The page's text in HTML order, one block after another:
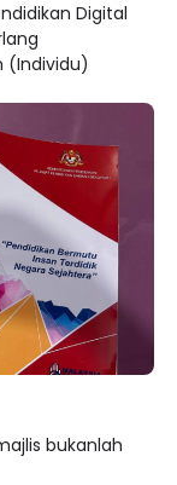
Digital
(Individu)
bukanlah